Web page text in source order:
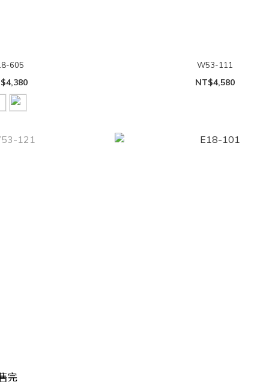
605 W53-111
NT$4,580
完